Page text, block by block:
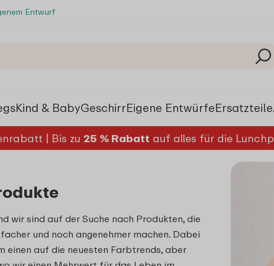
Entwurf
Kind & BabyGeschirrEigene EntwürfeErsatzteile
| Bis zu 25 % Rabatt auf alles für die
wir sind auf der Suche nach Produkten, die
und noch angenehmer machen. Dabei
einen auf die neuesten Farbtrends, aber